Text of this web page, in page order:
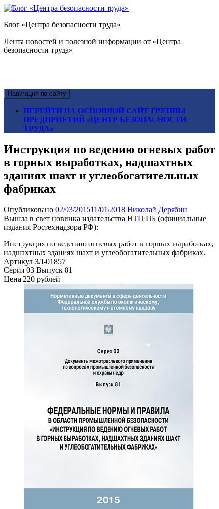
Блог «Центра безопасности труда»
Лента новостей и полезной информации от «Центра
безопасности труда»
Навигация по сайту
ПЕРЕЙТИ НА ОСНОВНОЙ САЙТ ГРУППЫ
ПРЕДПРИЯТИЙ «ЦЕНТР БЕЗОПАСНОСТИ
ТРУДА»
Инструкция по ведению огневых работ
в горных выработках, надшахтных
зданиях шахт и углеобогатительных
фабриках
Опубликовано 02/03/201511/01/2018 Николай Дерябин
Вышла в свет новинка издательства НТЦ ПБ (официальные
издания Ростехнадзора РФ):
Инструкция по ведению огневых работ в горных выработках,
надшахтных зданиях шахт и углеобогатительных фабриках.
Артикул ЗЛ-01857
Серия 03 Выпуск 81
Цена 220 рублей